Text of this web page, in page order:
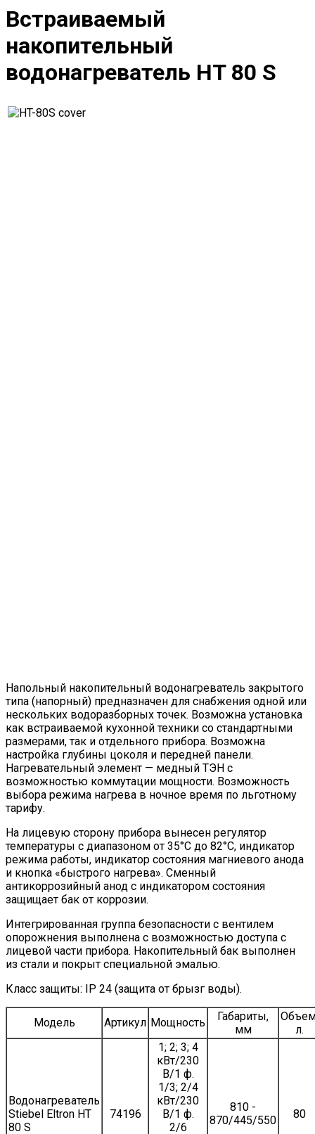
Встраиваемый
накопительный
водонагреватель HT 80 S
Напольный накопительный водонагреватель закрытого
типа (напорный) предназначен для снабжения одной или
нескольких водоразборных точек. Возможна установка
как встраиваемой кухонной техники со стандартными
размерами, так и отдельного прибора. Возможна
настройка глубины цоколя и передней панели.
Нагревательный элемент — медный ТЭН с
возможностью коммутации мощности. Возможность
выбора режима нагрева в ночное время по льготному
тарифу.
На лицевую сторону прибора вынесен регулятор
температуры с диапазоном от 35°С до 82°С, индикатор
режима работы, индикатор состояния магниевого анода
и кнопка «быстрого нагрева». Сменный
антикоррозийный анод с индикатором состояния
защищает бак от коррозии.
Интегрированная группа безопасности с вентилем
опорожнения выполнена с возможностью доступа с
лицевой части прибора. Накопительный бак выполнен
из стали и покрыт специальной эмалью.
Класс защиты: IP 24 (защита от брызг воды).
Модель Артикул Мощность
Габариты,
мм
л.
Водонагреватель
Stiebel Eltron HT
80 S
74196
1; 2; 3; 4
кВт/230
В/1 ф.
1/3; 2/4
кВт/230
В/1 ф.
2/6
810 -
870/445/550
80